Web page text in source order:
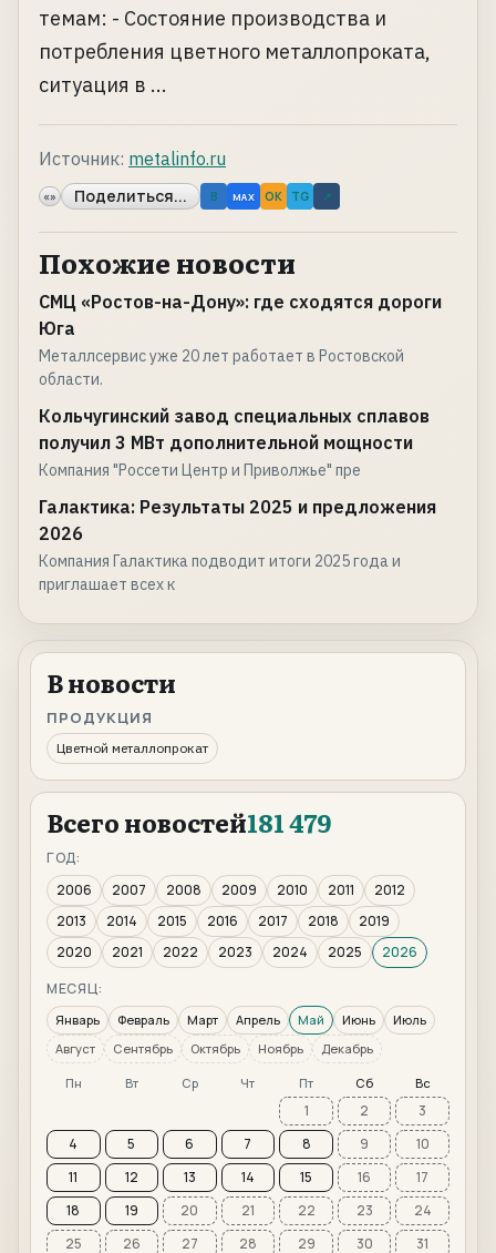
темам: - Состояние производства и
потребления цветного металлопроката,
ситуация в ...
Источник: metalinfo.ru
«» Поделиться... B MAX OK TG ↗
Похожие новости
СМЦ «Ростов-на-Дону»: где сходятся дороги
Юга
Металлсервис уже 20 лет работает в Ростовской
области.
Кольчугинский завод специальных сплавов
получил 3 МВт дополнительной мощности
Компания "Россети Центр и Приволжье" пре
Галактика: Результаты 2025 и предложения
2026
Компания Галактика подводит итоги 2025 года и
приглашает всех к
В новости
ПРОДУКЦИЯ
Цветной металлопрокат
Всего новостей181 479
ГОД:
2006
2007 2008 2009 2010 2011
2012
2013
2014 2015 2016 2017 2018
2019
2020
2021 2022 2023 2024 2025
2026
МЕСЯЦ:
Январь Февраль Март Апрель Май Июнь
Июль
Август
Сентябрь Октябрь Ноябрь Декабрь
Пн Вт Ср Чт Пт Сб Вс
1 2
3
4
5 6 7 8 9
10
11
12 13 14 15 16
17
18
19 20 21 22 23
24
25
26 27 28 29 30 31